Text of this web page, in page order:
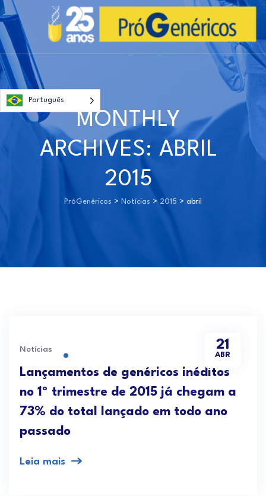
MONTHLY
ARCHIVES: ABRIL
2015
PróGenéricos > Notícias > 2015 > abril
21
ABR
Notícias
Lançamentos de genéricos inéditos
no 1º trimestre de 2015 já chegam a
73% do total lançado em todo ano
passado
Leia mais
Português